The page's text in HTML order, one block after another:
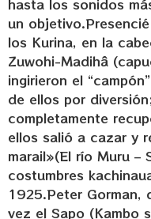
hasta los sonidos
un
los Kurina, en la
Zuwohi-Madihâ
ingirieron el
de ellos por
completamente
ellos salió a cazar y
marail»(El río Muru –
costumbres
1925.Peter Gorman,
vez el Sapo (Kambo